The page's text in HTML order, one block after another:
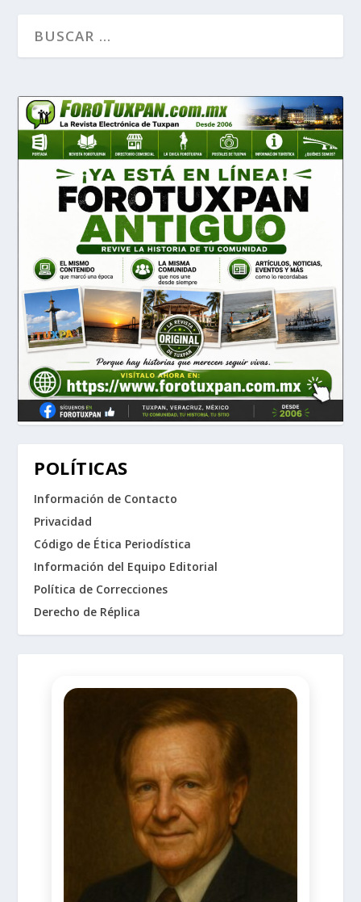
POLÍTICAS
Información de Contacto
Privacidad
Código de Ética Periodística
Información del Equipo Editorial
Política de Correcciones
Derecho de Réplica